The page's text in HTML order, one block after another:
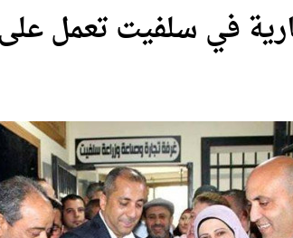
في سلفيت تعمل